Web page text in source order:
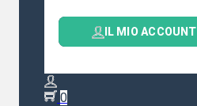
IL MIO ACCOUNT
0